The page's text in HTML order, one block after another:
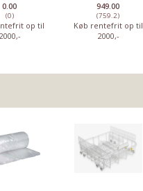
0.00
(0)
op til
2000,-
949.00
(759.2)
Køb rentefrit op til
2000,-